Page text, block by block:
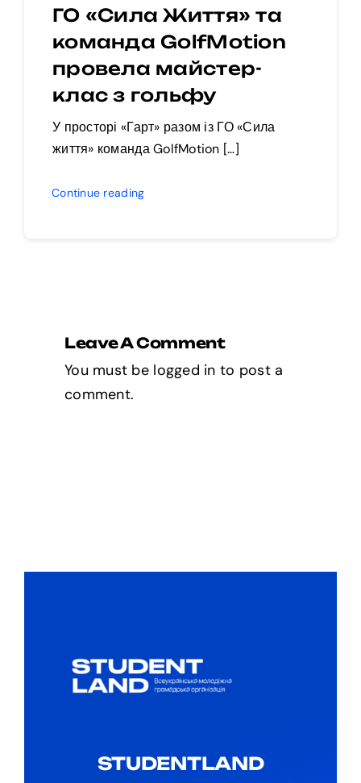
ГО «Сила Життя» та
команда GolfMotion
провела майстер-
клас з гольфу
У просторі «Гарт» разом із ГО «Сила
життя» команда GolfMotion […]
Continue reading
Leave A Comment
You must be logged in to post a
comment.
STUDENTLAND